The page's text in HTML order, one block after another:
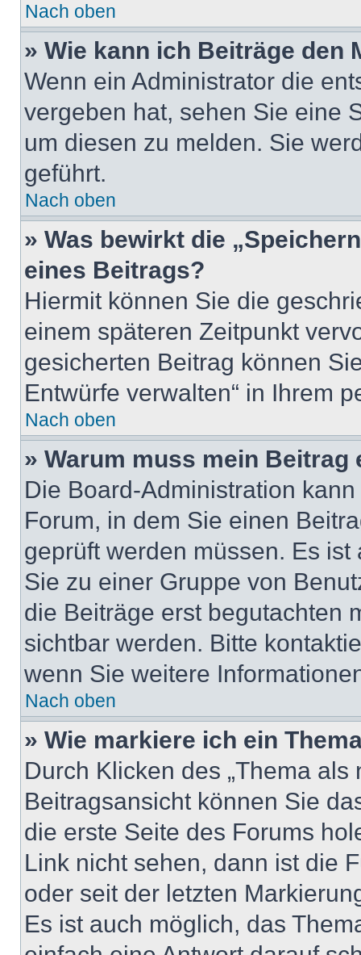
Nach oben
» Wie kann ich Beiträge den
Wenn ein Administrator die
vergeben hat, sehen Sie eine
um diesen zu melden. Sie
geführt.
Nach oben
» Was bewirkt die
eines Beitrags?
Hiermit können Sie die
einem späteren Zeitpunkt
gesicherten Beitrag können
Entwürfe verwalten“ in Ihrem
Nach oben
» Warum muss mein
Die Board-Administration
Forum, in dem Sie einen
geprüft werden müssen. Es
Sie zu einer Gruppe von
die Beiträge erst begutachten
sichtbar werden. Bitte
wenn Sie weitere
Nach oben
» Wie markiere ich ein
Durch Klicken des „Thema
Beitragsansicht können Sie
die erste Seite des Forums
Link nicht sehen, dann ist die
oder seit der letzten
Es ist auch möglich, das